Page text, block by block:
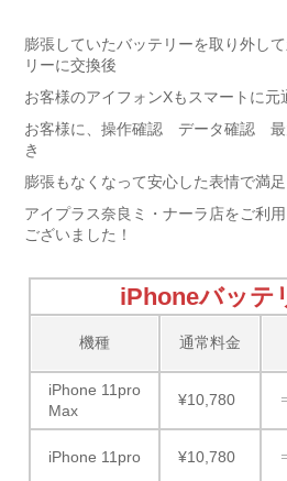
膨張していたバッテリーを取り外し
リーに交換後
お客様のアイフォンXもスマートに元
お客様に、操作確認 データ確認 最
き
膨張もなくなって安心した表情で満
アイプラス奈良ミ・ナーラ店をご利
ございました！
iPhoneバッテ
機種 通常料金
iPhone 11pro
Max
¥10,780
iPhone 11pro ¥10,780